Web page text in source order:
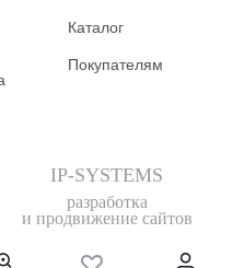
Каталог
Покупателям
IP-SYSTEMS
разработка
и продвижение сайтов